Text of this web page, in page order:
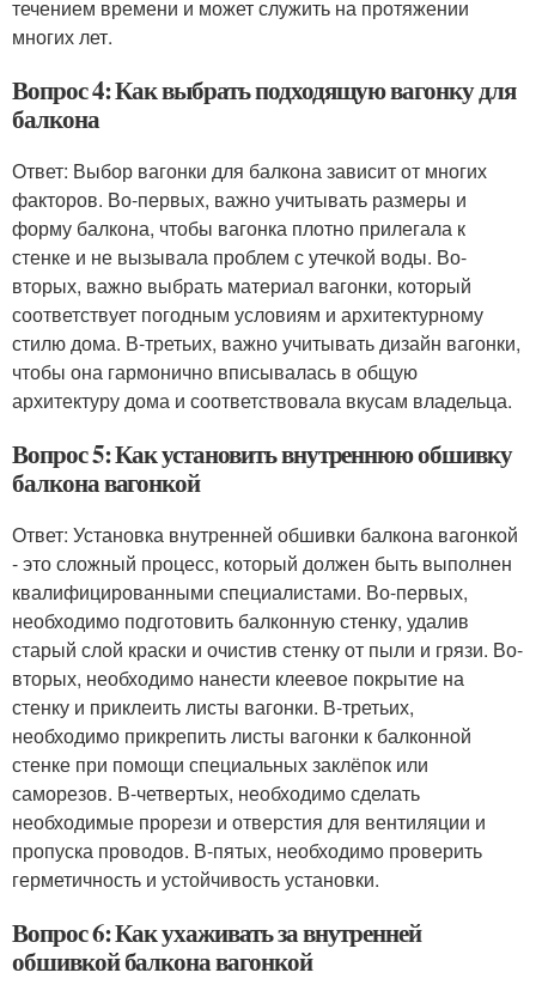
течением времени и может служить на протяжении
многих лет.
Вопрос 4: Как выбрать подходящую вагонку для
балкона
Ответ: Выбор вагонки для балкона зависит от многих
факторов. Во-первых, важно учитывать размеры и
форму балкона, чтобы вагонка плотно прилегала к
стенке и не вызывала проблем с утечкой воды. Во-
вторых, важно выбрать материал вагонки, который
соответствует погодным условиям и архитектурному
стилю дома. В-третьих, важно учитывать дизайн вагонки,
чтобы она гармонично вписывалась в общую
архитектуру дома и соответствовала вкусам владельца.
Вопрос 5: Как установить внутреннюю обшивку
балкона вагонкой
Ответ: Установка внутренней обшивки балкона вагонкой
- это сложный процесс, который должен быть выполнен
квалифицированными специалистами. Во-первых,
необходимо подготовить балконную стенку, удалив
старый слой краски и очистив стенку от пыли и грязи. Во-
вторых, необходимо нанести клеевое покрытие на
стенку и приклеить листы вагонки. В-третьих,
необходимо прикрепить листы вагонки к балконной
стенке при помощи специальных заклёпок или
саморезов. В-четвертых, необходимо сделать
необходимые прорези и отверстия для вентиляции и
пропуска проводов. В-пятых, необходимо проверить
герметичность и устойчивость установки.
Вопрос 6: Как ухаживать за внутренней
обшивкой балкона вагонкой